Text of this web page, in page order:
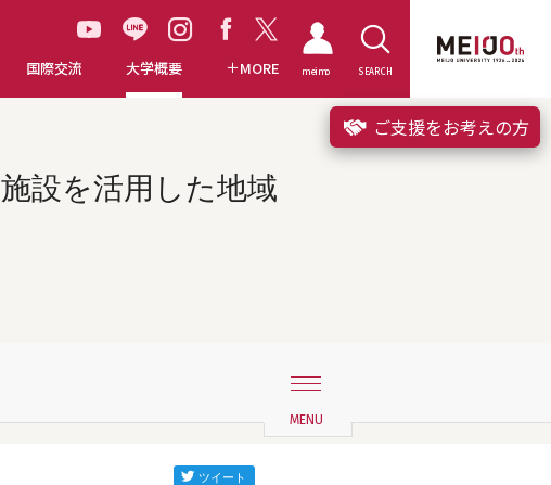
国際交流 大学概要 MORE meimo SEARCH
ご支援をお考えの方
施設を活用した地域